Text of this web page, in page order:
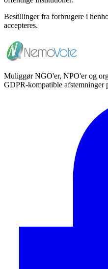
Bestillinger fra forbrugere i
accepteres.
Muliggør NGO'er, NPO'er og
GDPR-kompatible afstemninger